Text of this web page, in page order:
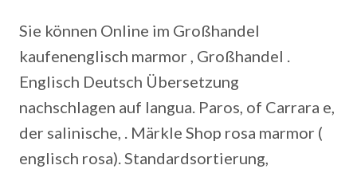
Sie können Online im Großhandel
kaufenenglisch marmor , Großhandel .
Englisch Deutsch Übersetzung
nachschlagen auf langua. Paros, of Carrara e,
der salinische, . Märkle Shop rosa marmor (
englisch rosa). Standardsortierung,